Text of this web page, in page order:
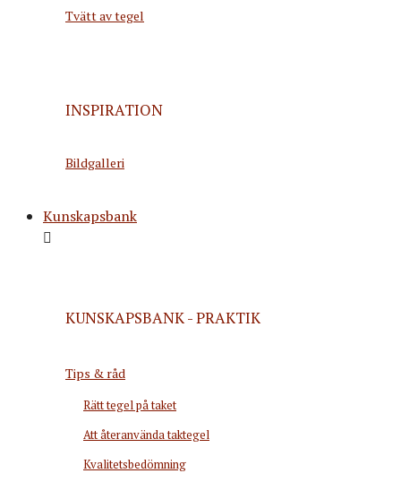
Tvätt av tegel
INSPIRATION
Bildgalleri
Kunskapsbank
KUNSKAPSBANK - PRAKTIK
Tips & råd
Rätt tegel på taket
Att återanvända taktegel
Kvalitetsbedömning